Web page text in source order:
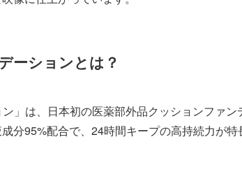
ーションとは？
」は、日本初の医薬部外品クッションファ
分95%配合で、24時間キープの高持続力が特